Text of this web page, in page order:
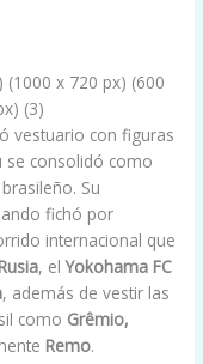
vestuario con figuras
se consolidó como
Su
fichó por
internacional que
, elYokohama FC
, además de vestir las
como Grêmio,
Remo.